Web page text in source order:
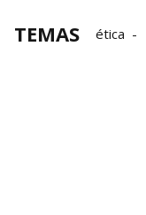
TEMAS ética